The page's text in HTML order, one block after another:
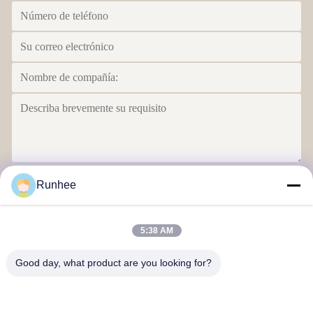
Runhee
5:38 AM
Good day, what product are you looking for?